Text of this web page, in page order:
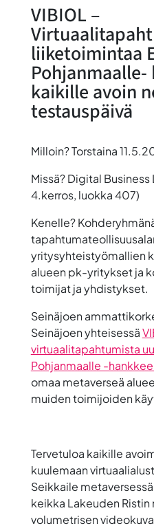
VIBIOL –
liiketoimintaa
Pohjanmaalle-
kaikille avoin
testauspäivä
Milloin?Torstaina
Missä?Digital Business
4.kerros, luokka 407)
Kenelle?
yritysyhteistyömallien
alueen pk-yritykset ja
toimijat ja yhdistykset.
Seinäjoen
Seinäjoen yhteisessä
virtuaalitapahtumista
Pohjanmaalle -
omaa metaverseä
muiden toimijoiden
Tervetuloa kaikille
kuulemaan
Seikkaile
keikka Lakeuden Ristin
volumetrisen